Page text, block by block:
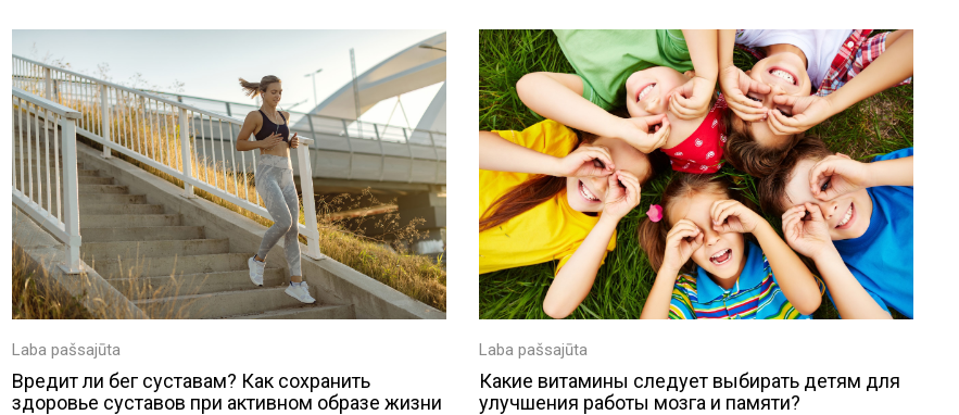
Laba pašsajūta
Вредит ли бег суставам? Как сохранить
здоровье суставов при активном образе жизни
Laba pašsajūta
Какие витамины следует выбирать детям для
улучшения работы мозга и памяти?